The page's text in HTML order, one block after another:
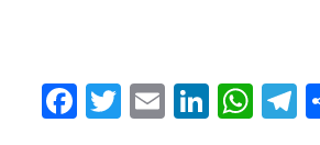
F
T
E
Li W